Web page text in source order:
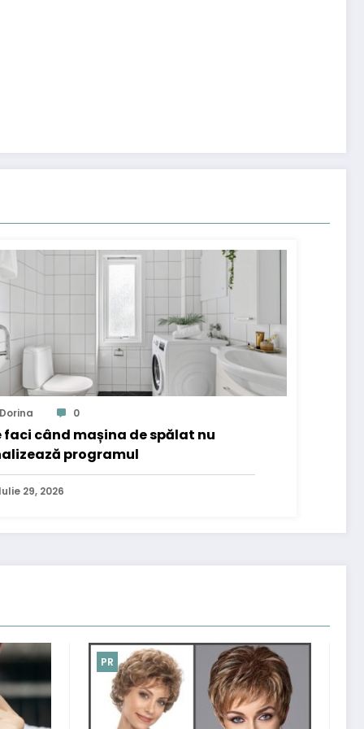
0
faci când mașina de spălat nu
programul
29, 2026
PR